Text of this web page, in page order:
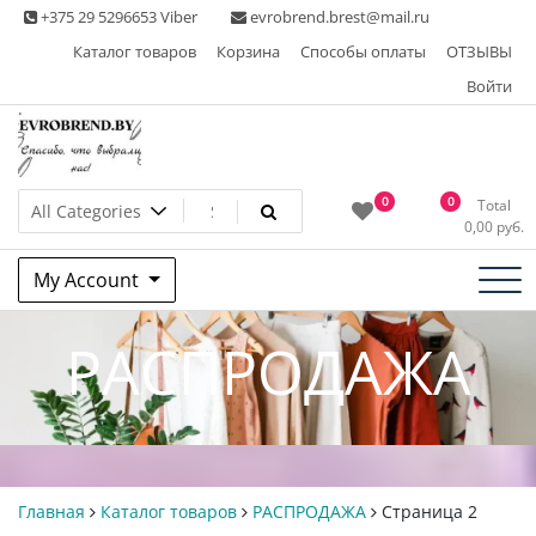
Skip +375 29 5296653 Viber
evrobrend.brest@mail.ru
Каталог товаров
Корзина Способы оплаты
ОТЗЫВЫ
Войти
Интернет-магазин одежды
second hand
0 0
Total
0,00 руб.
My Account
РАСПРОДАЖА
Главная Каталог товаров РАСПРОДАЖА Страница 2